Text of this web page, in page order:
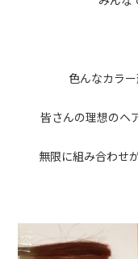
色んなカラ
皆さんの理想のヘ
無限に組み合わせ